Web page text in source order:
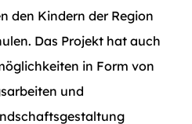
den Kindern der Region
Das Projekt hat auch
in Form von
und